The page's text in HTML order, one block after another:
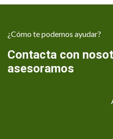
¿Cómo te podemos ayudar?
Contacta con
asesoramos